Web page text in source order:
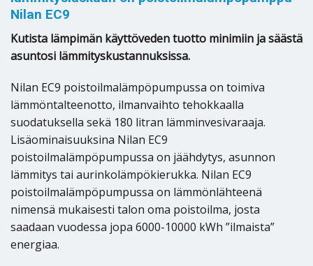
Nilan EC9
Kutista lämpimän käyttöveden tuotto minimiin ja säästä
asuntosi lämmityskustannuksissa.
Nilan EC9 poistoilmalämpöpumpussa on toimiva
lämmöntalteenotto, ilmanvaihto tehokkaalla
suodatuksella sekä 180 litran lämminvesivaraaja.
Lisäominaisuuksina Nilan EC9
poistoilmalämpöpumpussa on jäähdytys, asunnon
lämmitys tai aurinkolämpökierukka. Nilan EC9
poistoilmalämpöpumpussa on lämmönlähteenä
nimensä mukaisesti talon oma poistoilma, josta
saadaan vuodessa jopa 6000-10000 kWh ”ilmaista”
energiaa.